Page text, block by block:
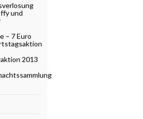
und
– 7 Euro
2013